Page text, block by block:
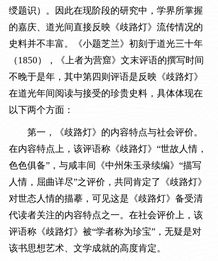
绶题识）。因此在现阶段的研究中，学界所掌握
的嘉庆、道光间直接反映《歧路灯》流传情况的
史料并不丰富。《小题芝兰》初刻于道光三十年
（1850），《上者为营窟》文末评语的撰写时间
不晚于是年，其中第四则评语是反映《歧路灯》
在道光年间阅读与接受的珍贵史料，具体体现在
以下两个方面：
第一，《歧路灯》的内容特点与社会评价。
在内容特点上，该评语称《歧路灯》“世故人情，
色色俱备”，与咸丰间《中州朱玉录续编》“描写
人情，屈曲详尽”之评价，共同肯定了《歧路灯》
对世态人情的描摹，可见这是《歧路灯》备受清
代读者关注的内容特点之一。在社会评价上，该
评语称《歧路灯》被“学者称为珍宝”，无疑是对
该书思想艺术、文学成就的高度肯定。